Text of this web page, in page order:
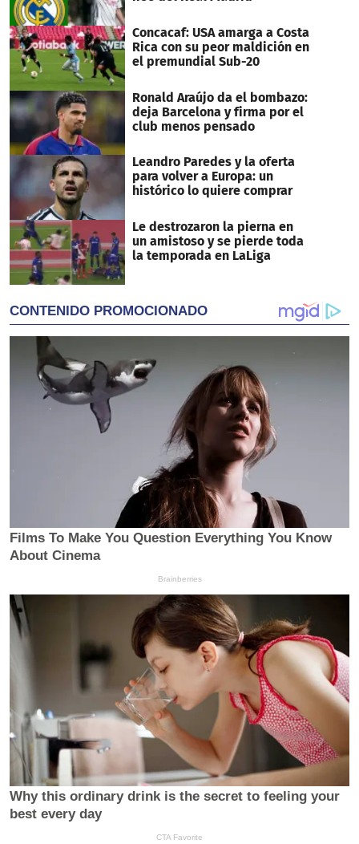
Concacaf: USA amarga a Costa
Rica con su peor maldición en
el premundial Sub-20
Ronald Araújo da el bombazo:
deja Barcelona y firma por el
club menos pensado
Leandro Paredes y la oferta
para volver a Europa: un
histórico lo quiere comprar
Le destrozaron la pierna en
un amistoso y se pierde toda
la temporada en LaLiga